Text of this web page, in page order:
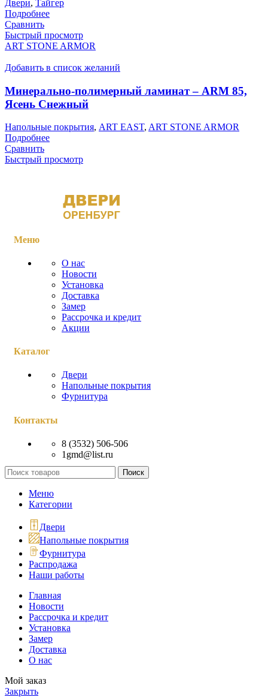
Двери, Тайгер
Подробнее
Сравнить
Быстрый просмотр
ART STONE ARMOR
Добавить в список желаний
Минерально-полимерный ламинат – ARM 85,
Ясень Снежный
Напольные покрытия, ART EAST, ART STONE ARMOR
Подробнее
Сравнить
Быстрый просмотр
Меню
О нас
Новости
Установка
Доставка
Замер
Рассрочка и кредит
Акции
Каталог
Двери
Напольные покрытия
Фурнитура
Контакты
8 (3532) 506-506
1gmd@list.ru
Поиск
Меню
Категории
Двери
Напольные покрытия
Фурнитура
Распродажа
Наши работы
Главная
Новости
Рассрочка и кредит
Установка
Замер
Доставка
О нас
Мой заказ
Закрыть